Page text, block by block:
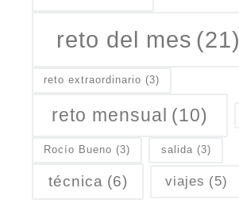
reto del mes (21)
reto extraordinario (3)
reto mensual (10)
Rocío Bueno (3) salida (3)
técnica (6) viajes (5)